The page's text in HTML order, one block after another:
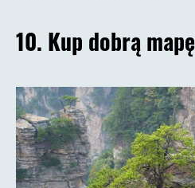
10. Kup dobrą mapę